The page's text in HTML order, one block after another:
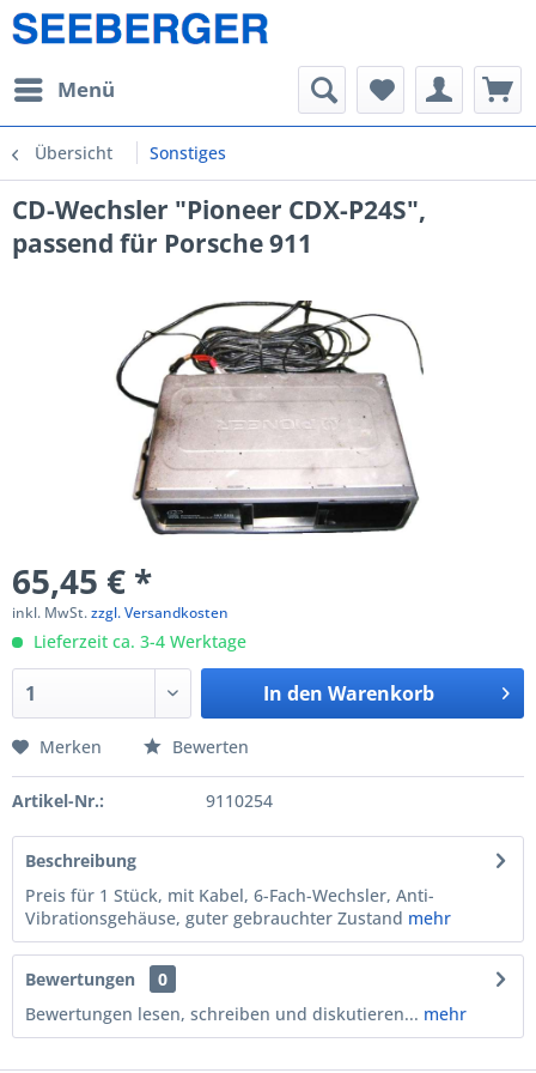
Menü
Übersicht Sonstiges
CD-Wechsler "Pioneer CDX-P24S",
passend für Porsche 911
65,45 € *
inkl. MwSt.zzgl. Versandkosten
Lieferzeit ca. 3-4 Werktage
In den Warenkorb
Merken Bewerten
Artikel-Nr.: 9110254
Beschreibung
Preis für 1 Stück, mit Kabel, 6-Fach-Wechsler, Anti-
Vibrationsgehäuse, guter gebrauchter Zustand mehr
Bewertungen
0
Bewertungen lesen, schreiben und diskutieren... mehr